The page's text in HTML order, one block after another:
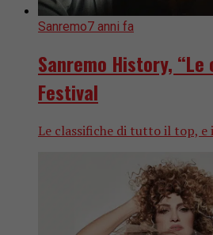
Sanremo7 anni fa
Sanremo History,
Festival
Le classifiche di tutto il top, e